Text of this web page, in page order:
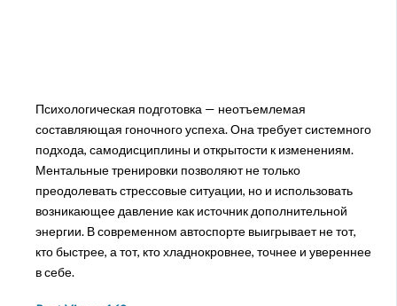
Психологическая подготовка — неотъемлемая
составляющая гоночного успеха. Она требует системного
подхода, самодисциплины и открытости к изменениям.
Ментальные тренировки позволяют не только
преодолевать стрессовые ситуации, но и использовать
возникающее давление как источник дополнительной
энергии. В современном автоспорте выигрывает не тот,
кто быстрее, а тот, кто хладнокровнее, точнее и увереннее
в себе.